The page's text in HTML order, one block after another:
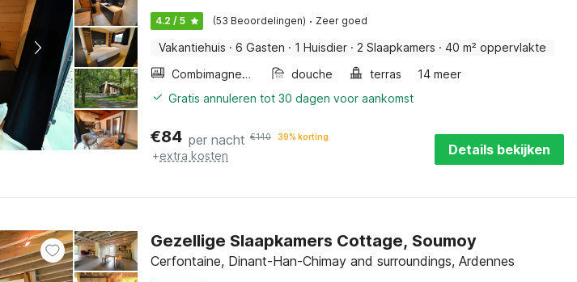
4.2 / 5 (53 Beoordelingen) · Zeer goed
Vakantiehuis · 6 Gasten · 1 Huisdier · 2 Slaapkamers · 40 m² oppervlakte
Combimagnetron
douche terras
14 meer
Gratis annuleren tot 30 dagen voor aankomst
€84 per nacht €140 39% korting
+extra kosten Details bekijken
Gezellige Slaapkamers Cottage, Soumoy
Cerfontaine, Dinant-Han-Chimay and surroundings, Ardennes